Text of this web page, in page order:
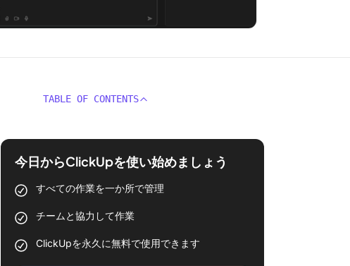
TABLE OF CONTENTS
今日からClickUpを使い始めましょう
すべての作業を一か所で管理
チームと協力して作業
ClickUpを永久に無料で使用できます